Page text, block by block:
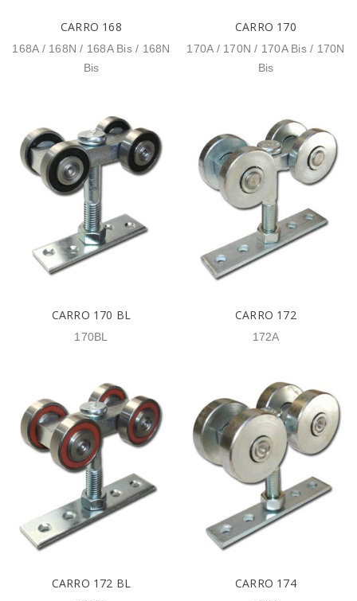
CARRO 168
168A / 168N / 168A Bis / 168N
Bis
CARRO 170
170A / 170N / 170A Bis / 170N
Bis
CARRO 170 BL
170BL
CARRO 172
172A
CARRO 172 BL CARRO 174